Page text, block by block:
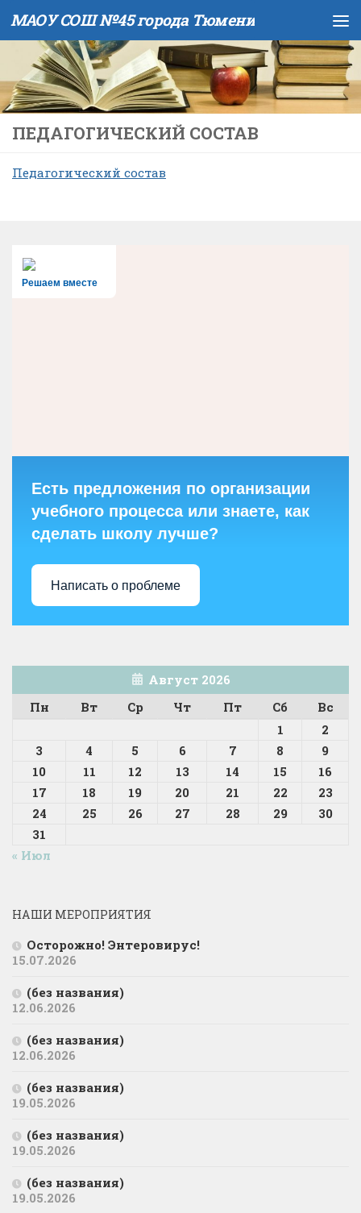
Skip to content
МАОУ СОШ №45 города Тюмени
ПЕДАГОГИЧЕСКИЙ СОСТАВ
Педагогический состав
Решаем вместе
Есть предложения по организации
учебного процесса или знаете, как
сделать школу лучше?
Написать о проблеме
Август 2026
Пн
Вт Ср Чт Пт Сб
Вс
1
2
3
4 5 6 7 8
9
10
11 12 13 14 15
16
17
18 19 20 21 22
23
24
25 26 27 28 29
30
31
« Июл
НАШИ МЕРОПРИЯТИЯ
Осторожно! Энтеровирус!
15.07.2026
(без названия)
12.06.2026
(без названия)
12.06.2026
(без названия)
19.05.2026
(без названия)
19.05.2026
(без названия)
19.05.2026